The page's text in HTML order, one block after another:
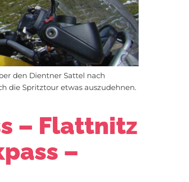
den Dientner Sattel nach
die Spritztour etwas auszudehnen.
– Flattnitz
–